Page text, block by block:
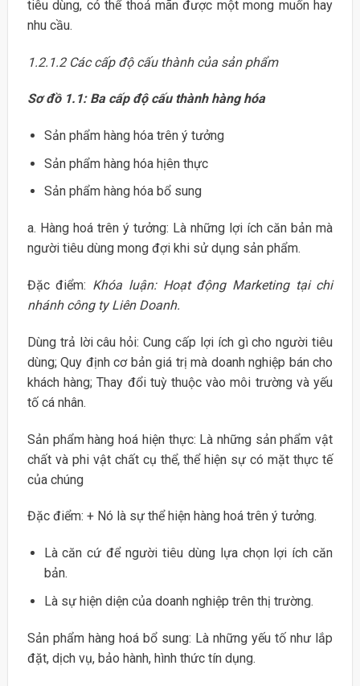
tiêu dùng, có thể thoả mãn được một mong muốn hay
nhu cầu.
1.2.1.2 Các cấp độ cấu thành của sản phẩm
Sơ đồ 1.1: Ba cấp độ cấu thành hàng hóa
Sản phẩm hàng hóa trên ý tưởng
Sản phẩm hàng hóa hịên thực
Sản phẩm hàng hóa bổ sung
a. Hàng hoá trên ý tưởng: Là những lợi ích căn bản mà
người tiêu dùng mong đợi khi sử dụng sản phẩm.
Đặc điểm: Khóa luận: Hoạt động Marketing tại chi
nhánh công ty Liên Doanh.
Dùng trả lời câu hỏi: Cung cấp lợi ích gì cho người tiêu
dùng; Quy định cơ bản giá trị mà doanh nghiệp bán cho
khách hàng; Thay đổi tuỳ thuộc vào môi trường và yếu
tố cá nhân.
Sản phẩm hàng hoá hiện thực: Là những sản phẩm vật
chất và phi vật chất cụ thể, thể hiện sự có mặt thực tế
của chúng
Đặc điểm: + Nó là sự thể hiện hàng hoá trên ý tưởng.
Là căn cứ để người tiêu dùng lựa chọn lợi ích căn
bản.
Là sự hiện diện của doanh nghiệp trên thị trường.
Sản phẩm hàng hoá bổ sung: Là những yếu tố như lắp
đặt, dịch vụ, bảo hành, hình thức tín dụng.